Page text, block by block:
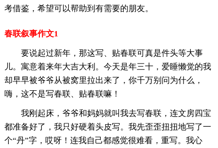
考借鉴，希望可以帮助到有需要的朋友。
春联叙事作文1
要说起过新年，那这写、贴春联可真是件头等大事
儿。寓意着来年大吉大利。今天是年三十，爱睡懒觉的我
却早早被爷爷从被窝里拉出来了，你千万别问为什么，
嗨，这不是写春联、贴春联嘛！
我刚起床，爷爷和妈妈就叫我去写春联，连文房四宝
都准备好了，我只好硬着头皮写。我先歪歪扭扭地写了一
个“丹”字，哎呀！连我自己都感觉很难看，重写。我心